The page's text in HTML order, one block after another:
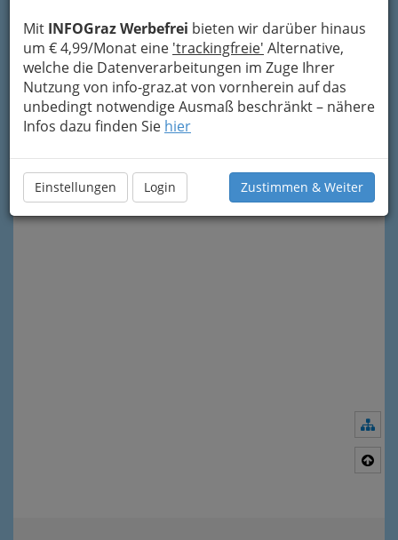
Mit INFOGraz Werbefrei bieten wir darüber hinaus
um € 4,99/Monat eine 'trackingfreie' Alternative,
welche die Datenverarbeitungen im Zuge Ihrer
Nutzung von info-graz.at von vornherein auf das
unbedingt notwendige Ausmaß beschränkt – nähere
Infos dazu finden Sie hier
Einstellungen Login Zustimmen & Weiter
Meine Nachricht senden